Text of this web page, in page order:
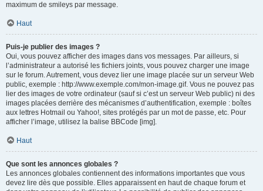
maximum de smileys par message.
Haut
Puis-je publier des images ?
Oui, vous pouvez afficher des images dans vos messages. Par ailleurs, si
l’administrateur a autorisé les fichiers joints, vous pouvez charger une image
sur le forum. Autrement, vous devez lier une image placée sur un serveur Web
public, exemple : http://www.exemple.com/mon-image.gif. Vous ne pouvez pas
lier des images de votre ordinateur (sauf si c’est un serveur Web public) ni des
images placées derrière des mécanismes d’authentification, exemple : boîtes
aux lettres Hotmail ou Yahoo!, sites protégés par un mot de passe, etc. Pour
afficher l’image, utilisez la balise BBCode [img].
Haut
Que sont les annonces globales ?
Les annonces globales contiennent des informations importantes que vous
devez lire dès que possible. Elles apparaissent en haut de chaque forum et